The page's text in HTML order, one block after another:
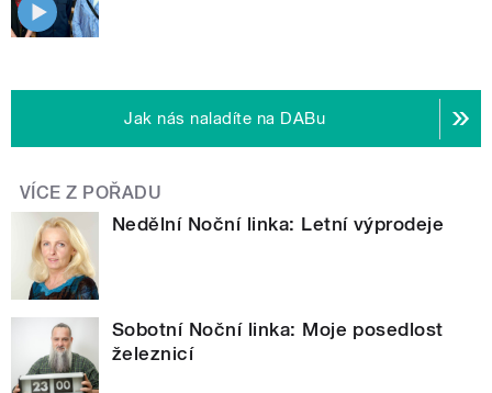
Jak nás naladíte na DABu
VÍCE Z POŘADU
Nedělní Noční linka: Letní výprodeje
Sobotní Noční linka: Moje posedlost
železnicí